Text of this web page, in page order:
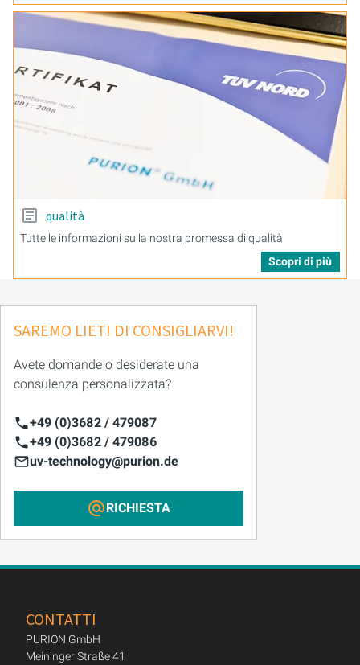
qualità
Tutte le informazioni sulla nostra promessa di qualità
Scopri di più
SAREMO LIETI DI CONSIGLIARVI!
Avete domande o desiderate una
consulenza personalizzata?
+49 (0)3682 / 479087
+49 (0)3682 / 479086
uv-technology@purion.de
RICHIESTA
CONTATTI
PURION GmbH
Meininger Straße 41